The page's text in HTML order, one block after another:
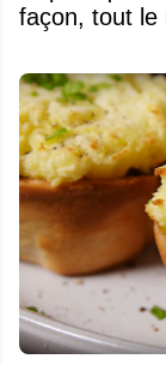
façon, tout le